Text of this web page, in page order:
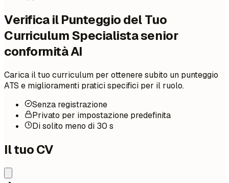
Verifica il Punteggio del Tuo
Curriculum Specialista senior
conformità AI
Carica il tuo curriculum per ottenere subito un punteggio
ATS e miglioramenti pratici specifici per il ruolo.
Senza registrazione
Privato per impostazione predefinita
Di solito meno di 30 s
Il tuo CV